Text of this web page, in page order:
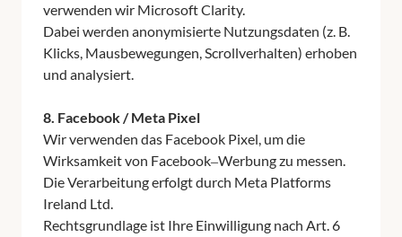
verwenden wir Microsoft Clarity.
Dabei werden anonymisierte Nutzungsdaten (z.
Klicks, Mausbewegungen, Scrollverhalten)
und analysiert.
8. Facebook / Meta Pixel
Wir verwenden das Facebook Pixel, um
Wirksamkeit von Facebook‒Werbung zu messen.
Die Verarbeitung erfolgt durch Meta
Ireland Ltd.
Rechtsgrundlage ist Ihre Einwilligung nach Art.